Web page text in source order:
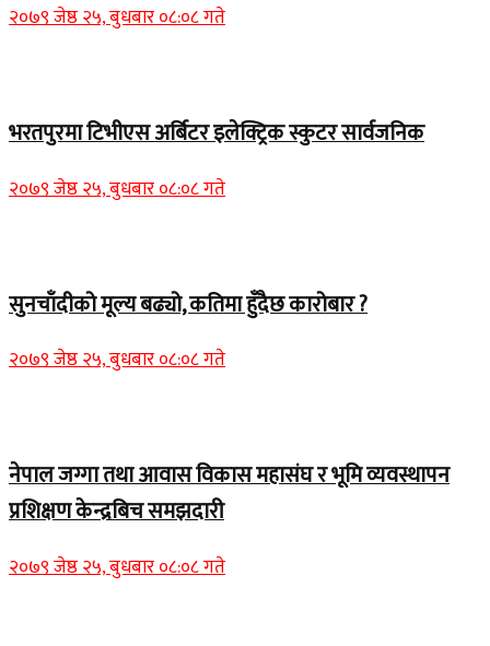
२०७९ जेष्ठ २५, बुधबार ०८:०८ गते
भरतपुरमा टिभीएस अर्बिटर इलेक्ट्रिक स्कुटर सार्वजनिक
२०७९ जेष्ठ २५, बुधबार ०८:०८ गते
सुनचाँदीको मूल्य बढ्यो, कतिमा हुँदैछ कारोबार ?
२०७९ जेष्ठ २५, बुधबार ०८:०८ गते
नेपाल जग्गा तथा आवास विकास महासंघ र भूमि व्यवस्थापन
प्रशिक्षण केन्द्रबिच समझदारी
२०७९ जेष्ठ २५, बुधबार ०८:०८ गते